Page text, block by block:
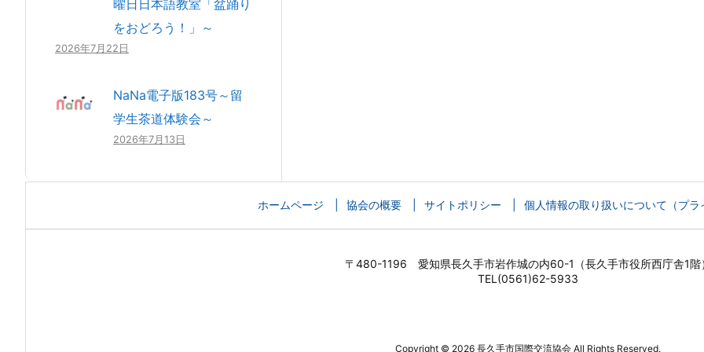
曜日日本語教室「盆踊り
をおどろう！」～
2026年7月22日
NaNa電子版183号～留
学生茶道体験会～
2026年7月13日
ホームページ 協会の概要 サイトポリシー 個人情報の取り扱いについて（プラ
〒480-1196 愛知県長久手市岩作城の内60-1（長久手市役所西庁舎1階）
TEL(0561)62-5933
Copyright © 2026 長久手市国際交流協会 All Rights Reserved.